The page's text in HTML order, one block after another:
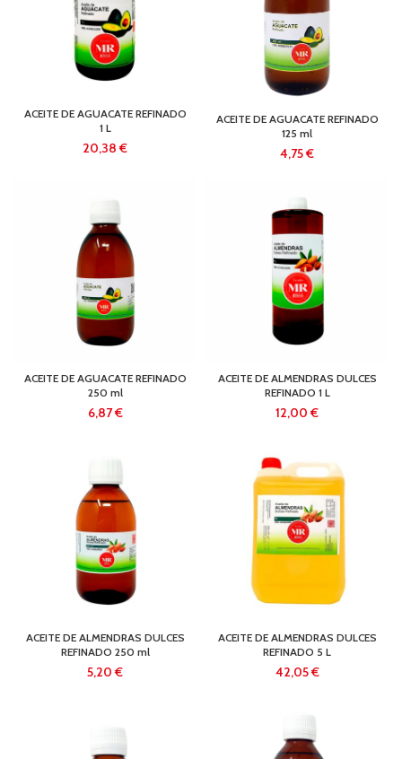
ACEITE DE AGUACATE REFINADO
1 L
€
ACEITE DE AGUACATE REFINADO
125 ml
€
ACEITE DE AGUACATE REFINADO
250 ml
€
ACEITE DE ALMENDRAS DULCES
REFINADO 1 L
€
ACEITE DE ALMENDRAS DULCES
REFINADO 250 ml
€
ACEITE DE ALMENDRAS DULCES
REFINADO 5 L
€